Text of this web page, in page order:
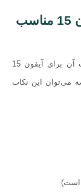
چه نوع کابل تایپ سی برای آیفون 15 مناسب
کابل تایپ سی انواع مختلفی دارد که انتخاب مناسب آن برای آیفون 15
می‌توان این نکات
است)